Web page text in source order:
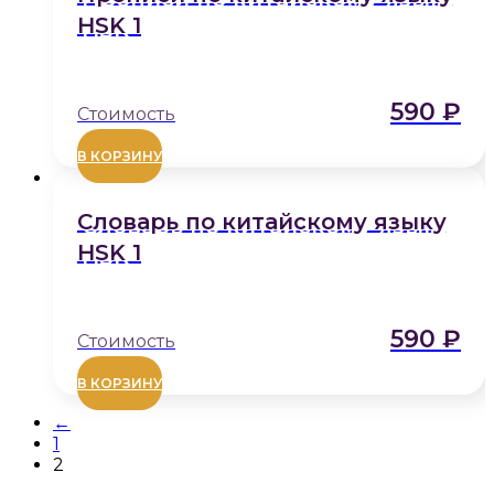
вариаций.
HSK 1
590 ₽
В КОРЗИНУ
Словарь по китайскому языку
HSK 1
590 ₽
В КОРЗИНУ
←
1
2